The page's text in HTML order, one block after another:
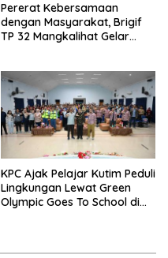
Pererat Kebersamaan
dengan Masyarakat, Brigif
TP 32 Mangkalihat Gelar
KPC Ajak Pelajar Kutim Peduli
Lingkungan Lewat Green
Olympic Goes To School di